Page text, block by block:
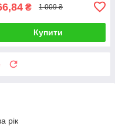
₴ 1 009 ₴
Купити
рік